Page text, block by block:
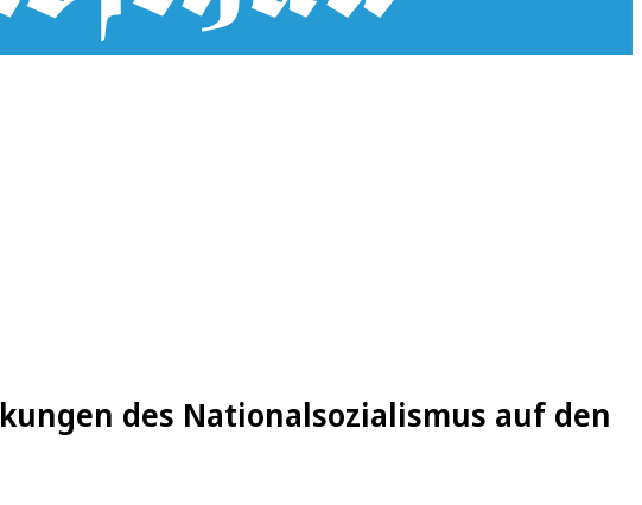
des Nationalsozialismus auf den